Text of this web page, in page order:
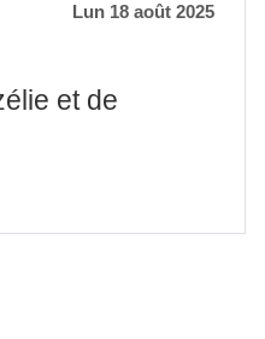
Lun 18 août 2025
et de